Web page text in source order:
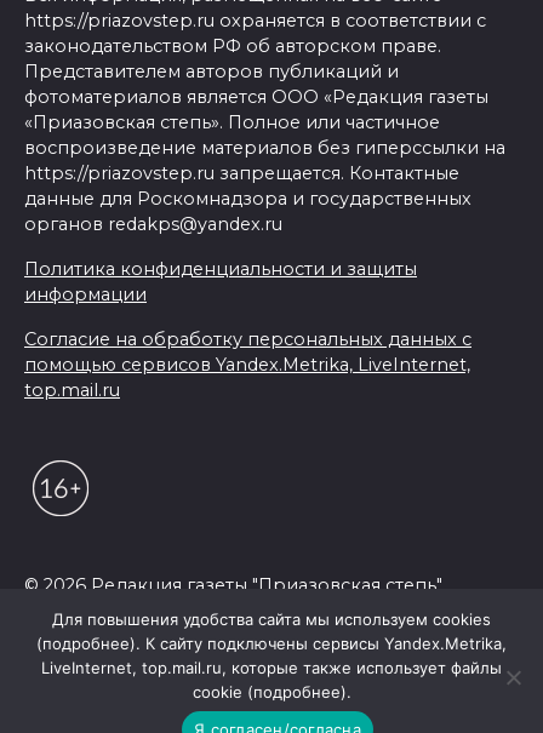
https://priazovstep.ru охраняется в соответствии с
законодательством РФ об авторском праве.
Представителем авторов публикаций и
фотоматериалов является ООО «Редакция газеты
«Приазовская степь». Полное или частичное
воспроизведение материалов без гиперссылки на
https://priazovstep.ru запрещается. Контактные
данные для Роскомнадзора и государственных
органов redakps@yandex.ru
Политика конфиденциальности и защиты
информации
Согласие на обработку персональных данных с
помощью сервисов Yandex.Metrika, LiveInternet,
top.mail.ru
© 2026 Редакция газеты "Приазовская степь"
Для повышения удобства сайта мы используем cookies
(подробнее). К сайту подключены сервисы Yandex.Metrika,
LiveInternet, top.mail.ru, которые также использует файлы
cookie (подробнее).
Я согласен/согласна